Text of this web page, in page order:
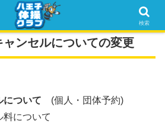
ンセルについての変更
について (個人・団体予約)
料について
検索